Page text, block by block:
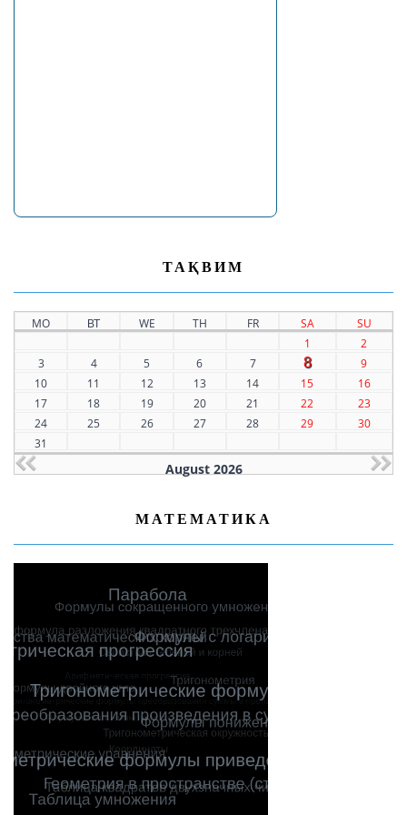
ТАҚВИМ
MO ВТ WE TH FR SA
SU
1
2
3
4 5 6 7 8
9
10
11 12 13 14 15
16
17
18 19 20 21 22
23
24
25 26 27 28 29
30
31
August 2026
МАТЕМАТИКА